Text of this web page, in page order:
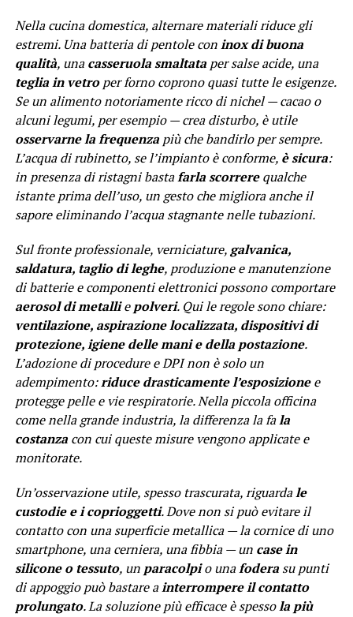
Nella cucina domestica, alternare materiali riduce gli
estremi. Una batteria di pentole coninox di buona
qualità, unacasseruola smaltataper salse acide, una
teglia in vetroper forno coprono quasi tutte le esigenze.
Se un alimento notoriamente ricco di nichel — cacao o
alcuni legumi, per esempio — crea disturbo, è utile
osservarne la frequenzapiù che bandirlo per sempre.
L’acqua di rubinetto, se l’impianto è conforme, è sicura:
in presenza di ristagni bastafarla scorrerequalche
istante prima dell’uso, un gesto che migliora anche il
sapore eliminando l’acqua stagnante nelle tubazioni.
Sul fronte professionale, verniciature, galvanica,
saldatura, taglio di leghe, produzione e manutenzione
di batterie e componenti elettronici possono comportare
aerosol di metalliepolveri. Qui le regole sono chiare:
ventilazione, aspirazione localizzata, dispositivi di
protezione, igiene delle mani e della postazione.
L’adozione di procedure e DPI non è solo un
adempimento:riduce drasticamente l’esposizionee
protegge pelle e vie respiratorie. Nella piccola officina
come nella grande industria, la differenza la fala
costanzacon cui queste misure vengono applicate e
monitorate.
Un’osservazione utile, spesso trascurata, riguardale
custodie e i coprioggetti. Dove non si può evitare il
contatto con una superficie metallica — la cornice di uno
smartphone, una cerniera, una fibbia — un case in
silicone o tessuto, un paracolpio unafoderasu punti
di appoggio può bastare ainterrompere il contatto
prolungato. La soluzione più efficace è spessola più